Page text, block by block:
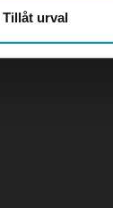
Tillåt urval